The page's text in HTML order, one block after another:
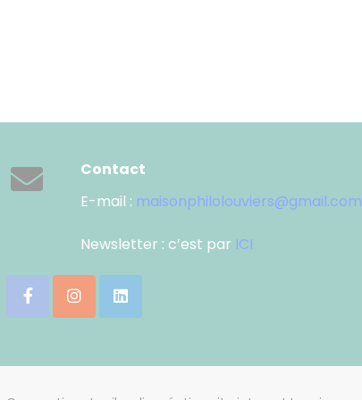
Contact
E-mail : maisonphilolouviers@gmail.com
Newsletter : c’est par ICI